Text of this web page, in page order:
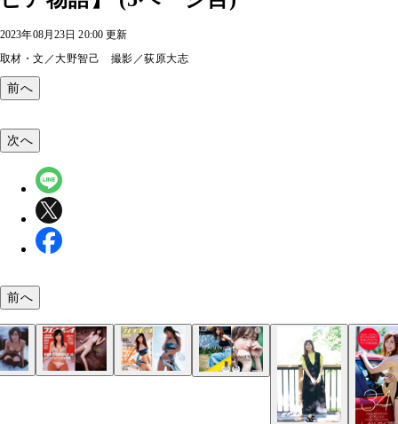
2023年08月23日 20:00 更新
取材・文／大野智己 撮影／荻原大志
前へ
小松彩夏『週刊プレイボーイ』2007年6号（撮影／
小松彩夏『週刊プレイボーイ2006年28号』（撮影
小松彩夏『週刊プレイボーイ』2007年51号（撮影
小松彩夏『週刊プレイボーイ』2019年25号（撮影
次へ
前へ